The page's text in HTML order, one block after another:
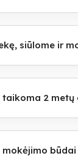
siūlome ir
taikoma 2
mokėjimo būdai